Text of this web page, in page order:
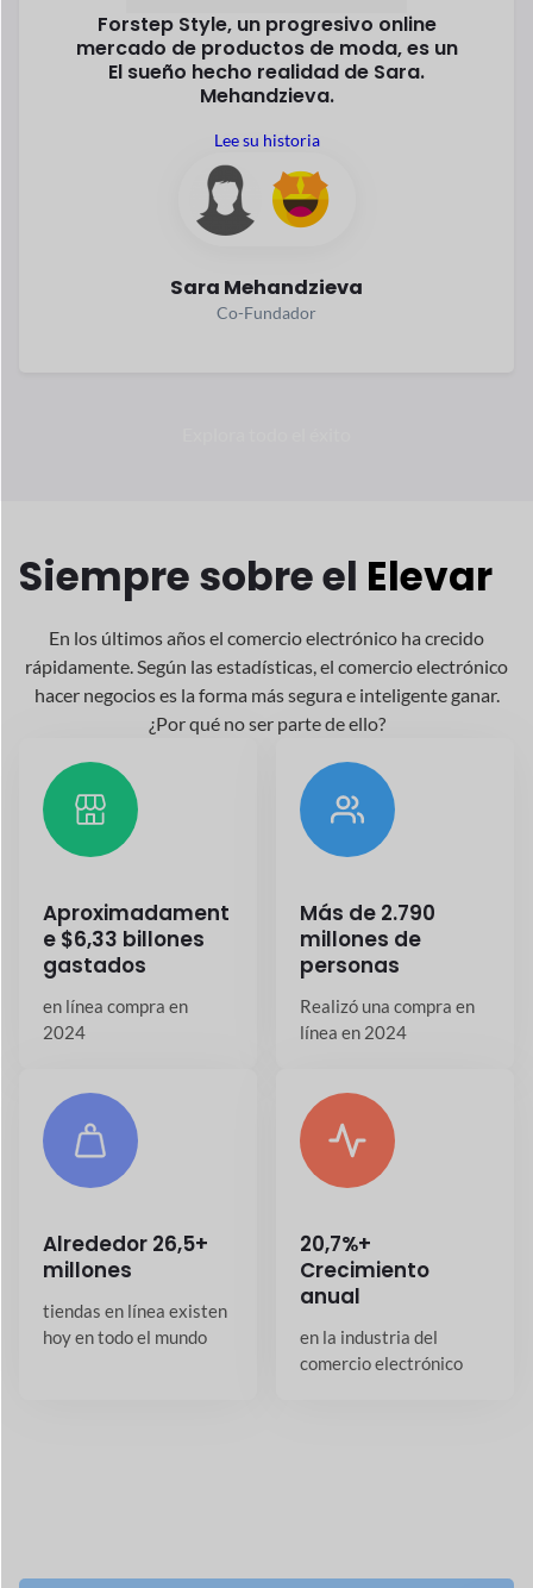
Forstep Style, un progresivo online
mercado de productos de moda, es un
El sueño hecho realidad de Sara.
Mehandzieva.
Lee su historia
Sara Mehandzieva
Co-Fundador
Siempre sobre el Elevar
En los últimos años el comercio electrónico ha crecido
rápidamente. Según las estadísticas, el comercio electrónico
hacer negocios es la forma más segura e inteligente
¿Por qué no ser parte de ello?
Aproximadament
e $6,33 billones
gastados
en línea
2024
Más de 2.790
millones de
personas
Realizó una compra en
línea en 2024
Alrededor 26,5+
millones
tiendas en línea existen
hoy en todo el mundo
20,7%+
Crecimiento
anual
en la industria del
comercio electrónico